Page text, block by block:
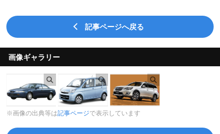
記事ページへ戻る
画像ギャラリー
※画像の出典等は記事ページで表示しています